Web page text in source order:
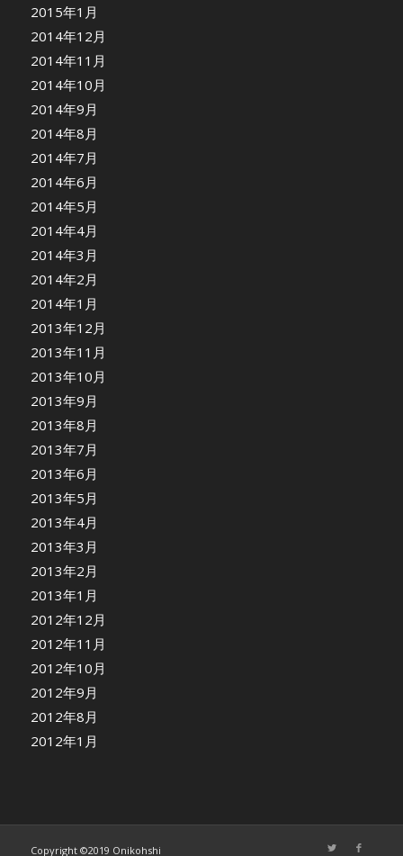
2015年1月
2014年12月
2014年11月
2014年10月
2014年9月
2014年8月
2014年7月
2014年6月
2014年5月
2014年4月
2014年3月
2014年2月
2014年1月
2013年12月
2013年11月
2013年10月
2013年9月
2013年8月
2013年7月
2013年6月
2013年5月
2013年4月
2013年3月
2013年2月
2013年1月
2012年12月
2012年11月
2012年10月
2012年9月
2012年8月
2012年1月
Copyright ©2019 Onikohshi